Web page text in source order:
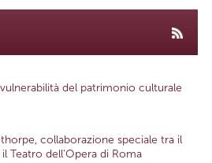
del patrimonio culturale
collaborazione speciale tra il
Teatro dell'Opera di Roma